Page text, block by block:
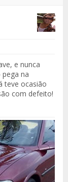
e nunca
na
teve ocasião
com defeito!